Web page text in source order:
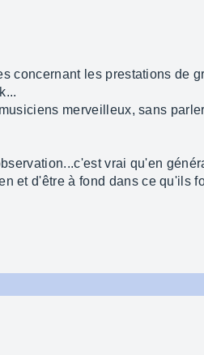
concernant les prestations de
merveilleux, sans
vrai qu'en
et d'être à fond dans ce qu'ils